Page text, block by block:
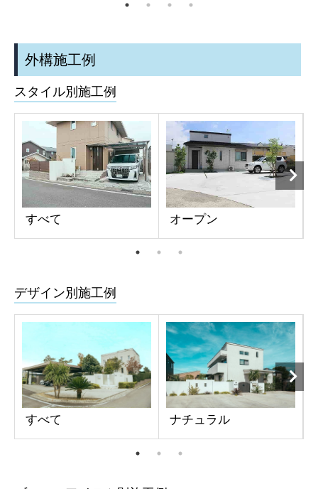
外構施工例
スタイル別施工例
すべて オープン
デザイン別施工例
すべて ナチュラル
お問合せ